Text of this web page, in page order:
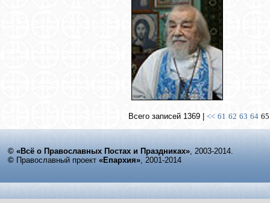
Всего записей 1369 | << 61 62 63 64 65
© «Всё о Православных Постах и Праздниках», 2003-2014.
© Православный проект «Епархия», 2001-2014